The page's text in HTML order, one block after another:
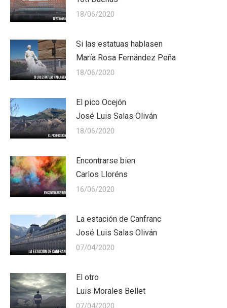
18/06/2020
Si las estatuas hablasen
María Rosa Fernández Peña
18/06/2020
El pico Ocejón
José Luis Salas Oliván
18/06/2020
Encontrarse bien
Carlos Lloréns
16/06/2020
La estación de Canfranc
José Luis Salas Oliván
07/04/2020
El otro
Luis Morales Bellet
07/04/2020